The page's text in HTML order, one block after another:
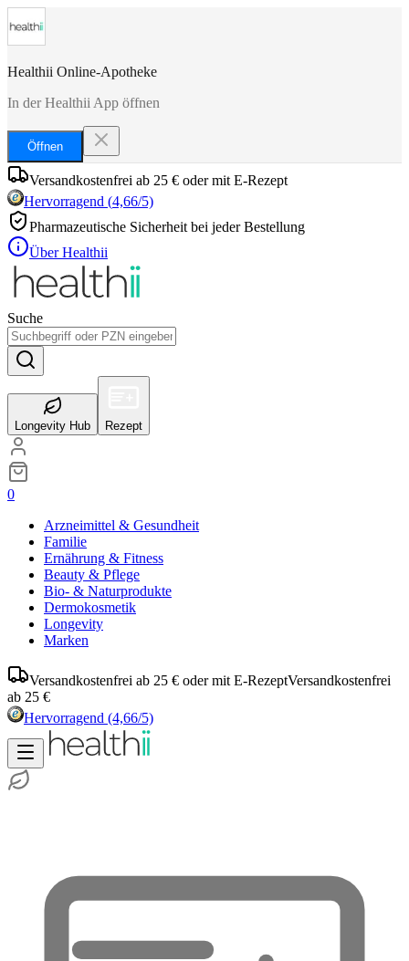
Healthii Online-Apotheke
In der Healthii App öffnen
Öffnen
Versandkostenfrei ab 25 € oder mit E-Rezept
Hervorragend (4,66/5)
Pharmazeutische Sicherheit bei jeder Bestellung
Über Healthii
Suche
Longevity Hub Rezept
0
Arzneimittel & Gesundheit
Familie
Ernährung & Fitness
Beauty & Pflege
Bio- & Naturprodukte
Dermokosmetik
Longevity
Marken
Versandkostenfrei ab 25 € oder mit E-RezeptVersandkostenfrei
ab 25 €
Hervorragend (4,66/5)